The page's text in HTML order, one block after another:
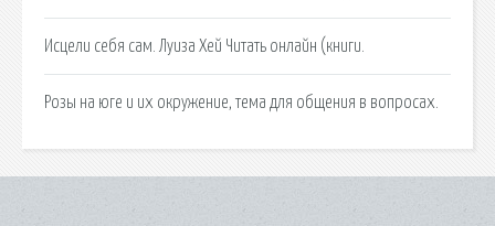
Исцели себя сам. Луиза Хей Читать онлайн (книги.
Розы на юге и их окружение, тема для общения в вопросах.